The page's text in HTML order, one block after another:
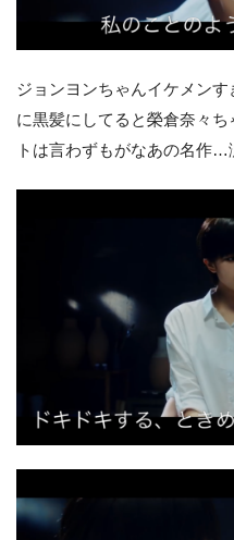
ジョンヨンちゃんイケメン
に黒髪にしてると榮倉奈々
トは言わずもがなあの名作…